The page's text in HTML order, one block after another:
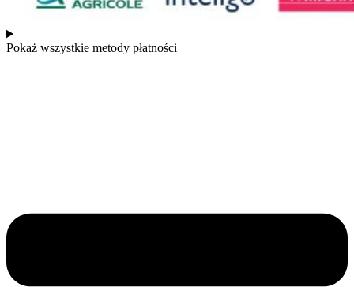
Pokaż wszystkie metody płatności